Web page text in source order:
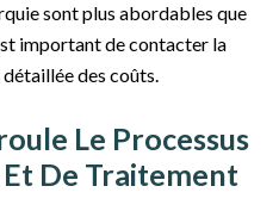
sont plus abordables que
important de contacter la
des coûts.
Le Processus
Et De Traitement